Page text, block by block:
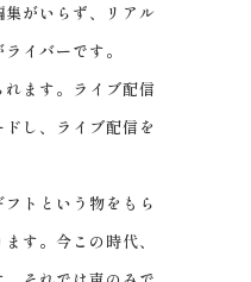
がいらず、リアル
イバーです。
ます。ライブ配信
し、ライブ配信を
トという物をもら
す。今この時代、